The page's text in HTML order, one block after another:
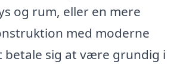
og rum, eller en mere
med moderne
betale sig at være grundig i